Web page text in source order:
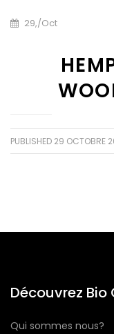
29,/Oct
PUBLISHED 29 OCTOBRE
Découvrez Bio
Qui sommes nous?